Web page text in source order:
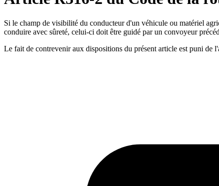
Si le champ de visibilité du conducteur d'un véhicule ou matériel
conduire avec sûreté, celui-ci doit être guidé par un convoyeur
Le fait de contrevenir aux dispositions du présent article est puni de